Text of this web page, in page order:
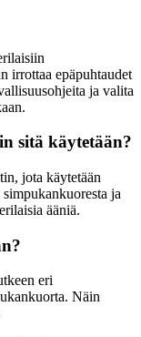
irrottaa epäpuhtaudet
ja valita
sitä käytetään?
jota käytetään
ja
ääniä.
eri
Näin